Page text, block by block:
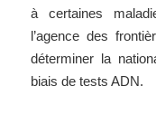
à certaines
l’agence des
déterminer la
biais de tests ADN.